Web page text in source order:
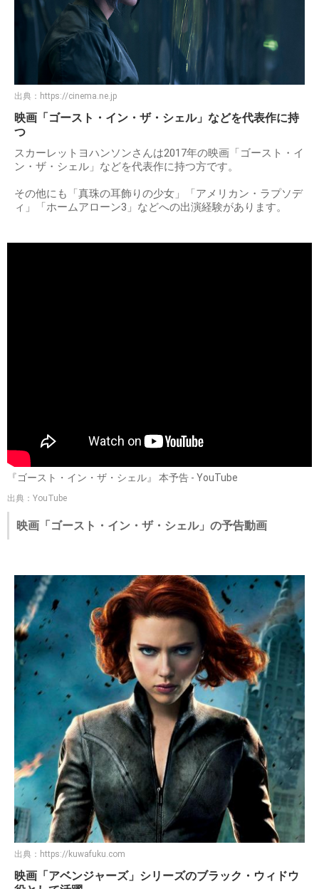
出典： https://cinema.ne.jp
映画「ゴースト・イン・ザ・シェル」などを代表作に持
つ
スカーレットヨハンソンさんは2017年の映画「ゴースト・イ
ン・ザ・シェル」などを代表作に持つ方です。
その他にも「真珠の耳飾りの少女」「アメリカン・ラプソデ
ィ」「ホームアローン3」などへの出演経験があります。
『ゴースト・イン・ザ・シェル』 本予告 - YouTube
出典：YouTube
映画「ゴースト・イン・ザ・シェル」の予告動画
出典： https://kuwafuku.com
映画「アベンジャーズ」シリーズのブラック・ウィドウ